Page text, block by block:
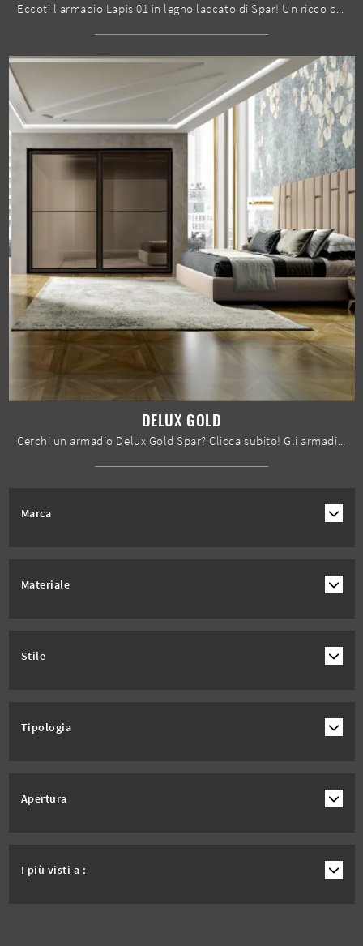
Marca
Materiale
Stile
Tipologia
Apertura
I più visti a :
Eccoti l'armadio Lapis 01 in legno laccato di Spar! Un ricco catalogo di armadi a muro con ante scorrevoli.
DELUX GOLD
Cerchi un armadio Delux Gold Spar? Clicca subito! Gli armadi a muro con ante scorrevoli ti aspettano.